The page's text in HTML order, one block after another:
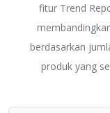
fitur Trend
berdasarkan
produk yang